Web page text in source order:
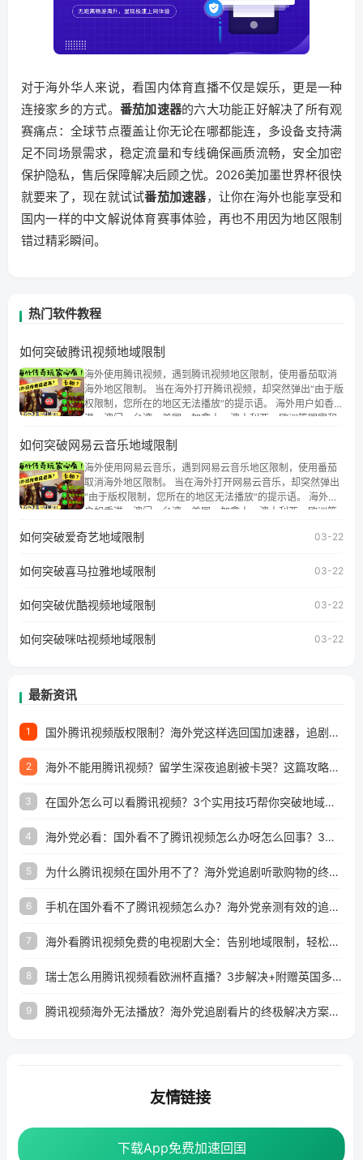
对于海外华人来说，看国内体育直播不仅是娱乐，更是一种
连接家乡的方式。 番茄加速器的六大功能正好解决了所有观
赛痛点：全球节点覆盖让你无论在哪都能连，多设备支持满
足不同场景需求，稳定流量和专线确保画质流畅，安全加密
保护隐私，售后保障解决后顾之忧。2026美加墨世界杯很快
就要来了，现在就试试番茄加速器，让你在海外也能享受和
国内一样的中文解说体育赛事体验，再也不用因为地区限制
错过精彩瞬间。
热门软件教程
如何突破腾讯视频地域限制
海外使用腾讯视频，遇到腾讯视频地区限制，使用番茄取消
海外地区限制。 当在海外打开腾讯视频，却突然弹出“由于版
权限制，您所在的地区无法播放”的提示语。 海外用户如香
港、澳门、台湾、美国、加拿大、澳大利亚、欧洲等国家和
权限制问题，且仅能在中国大陆地区播放。 遇到这个问题的
朋友们，使用番茄回国加速器，即可解决「海外用户收听腾
讯视频地区版权限制」的问题，无论人在香港、澳门、台
湾、美国、加拿大、澳大利亚、欧洲等国家和地区工作、留
学、定居等，都可以使用，不再因地区和版权限制所困扰。
如何突破网易云音乐地域限制
海外使用网易云音乐，遇到网易云音乐地区限制，使用番茄
取消海外地区限制。 当在海外打开网易云音乐，却突然弹出
“由于版权限制，您所在的地区无法播放”的提示语。 海外用
户如香港、澳门、台湾、美国、加拿大、澳大利亚、欧洲等
地区及版权限制问题，且仅能在中国大陆地区播放。 遇到这
户收听网易云音乐地区版权限制」的问题，无论人在香港、
工作、留学、定居等，都可以使用，不再因地区和版权限制
所困扰。
如何突破爱奇艺地域限制 03-22
如何突破喜马拉雅地域限制 03-22
如何突破优酷视频地域限制 03-22
如何突破咪咕视频地域限制 03-22
最新资讯
1 国外腾讯视频版权限制？海外党这样选回国加速器，追剧听歌办事全搞定
2 海外不能用腾讯视频？留学生深夜追剧被卡哭？这篇攻略帮你一键回国看剧听歌
3 在国外怎么可以看腾讯视频？3个实用技巧帮你突破地域限制（附避坑指南）
4 海外党必看：国外看不了腾讯视频怎么办呀怎么回事？3步解决地区限制
5 为什么腾讯视频在国外用不了？海外党追剧听歌购物的终极解决方案
6 手机在国外看不了腾讯视频怎么办？海外党亲测有效的追剧自由指南
7 海外看腾讯视频免费的电视剧大全：告别地域限制，轻松追剧的实用指南
8 瑞士怎么用腾讯视频看欧洲杯直播？3步解决+附赠英国多米音乐爱奇艺省钱攻略
9 腾讯视频海外无法播放？海外党追剧看片的终极解决方案来了
下载App免费加速回国
下载App免费加速回国
友情链接